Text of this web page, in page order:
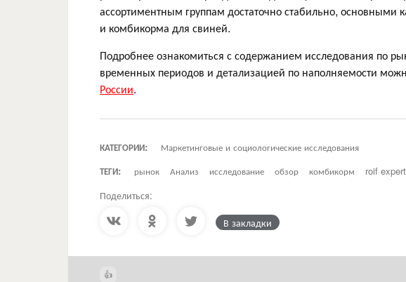
ассортиментным группам достаточно стабильно, основными
и комбикорма для свиней.
Подробнее ознакомиться с содержанием исследования по
временных периодов и детализацией по наполняемости
России.
КАТЕГОРИИ:
Маркетинговые и социологические исследования
ТЕГИ:
рынок Анализ исследование обзор комбикорм roif expert
Поделиться:
В закладки